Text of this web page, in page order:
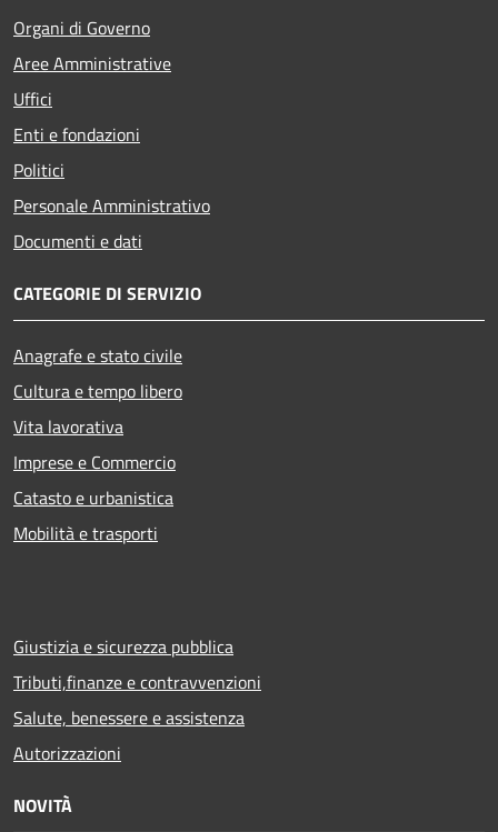
Organi di Governo
Aree Amministrative
Uffici
Enti e fondazioni
Politici
Personale Amministrativo
Documenti e dati
CATEGORIE DI SERVIZIO
Anagrafe e stato civile
Cultura e tempo libero
Vita lavorativa
Imprese e Commercio
Catasto e urbanistica
Mobilità e trasporti
Giustizia e sicurezza pubblica
Tributi,finanze e contravvenzioni
Salute, benessere e assistenza
Autorizzazioni
NOVITÀ